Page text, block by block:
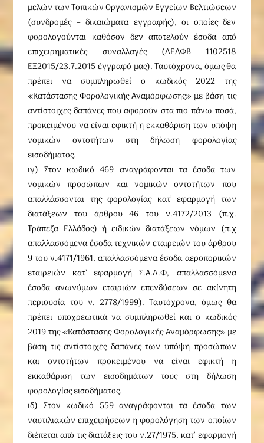
μελών των Τοπικών Οργανισμών Εγγείων Βελτιώσεων
(συνδρομές – δικαιώματα εγγραφής), οι οποίες δεν
φορολογούνται καθόσον δεν αποτελούν έσοδα από
επιχειρηματικές συναλλαγές (ΔΕΑΦΒ 1102518
ΕΞ2015/23.7.2015 έγγραφό μας). Ταυτόχρονα, όμως θα
πρέπει να συμπληρωθεί ο κωδικός 2022 της
«Κατάστασης Φορολογικής Αναμόρφωσης» με βάση τις
αντίστοιχες δαπάνες που αφορούν στα πιο πάνω ποσά,
προκειμένου να είναι εφικτή η εκκαθάριση των υπόψη
νομικών οντοτήτων στη δήλωση φορολογίας
εισοδήματος.
ιγ) Στον κωδικό 469 αναγράφονται τα έσοδα των
νομικών προσώπων και νομικών οντοτήτων που
απαλλάσσονται της φορολογίας κατ’ εφαρμογή των
διατάξεων του άρθρου 46 του ν.4172/2013 (π.χ.
Τράπεζα Ελλάδος) ή ειδικών διατάξεων νόμων (π.χ
απαλλασσόμενα έσοδα τεχνικών εταιρειών του άρθρου
9 του ν.4171/1961, απαλλασσόμενα έσοδα αεροπορικών
εταιρειών κατ’ εφαρμογή Σ.Α.Δ.Φ, απαλλασσόμενα
έσοδα ανωνύμων εταιριών επενδύσεων σε ακίνητη
περιουσία του ν. 2778/1999). Ταυτόχρονα, όμως θα
πρέπει υποχρεωτικά να συμπληρωθεί και ο κωδικός
2019 της «Κατάστασης Φορολογικής Αναμόρφωσης» με
βάση τις αντίστοιχες δαπάνες των υπόψη προσώπων
και οντοτήτων προκειμένου να είναι εφικτή η
εκκαθάριση των εισοδημάτων τους στη δήλωση
φορολογίας εισοδήματος.
ιδ) Στον κωδικό 559 αναγράφονται τα έσοδα των
ναυτιλιακών επιχειρήσεων η φορολόγηση των οποίων
διέπεται από τις διατάξεις του ν.27/1975, κατ’ εφαρμογή